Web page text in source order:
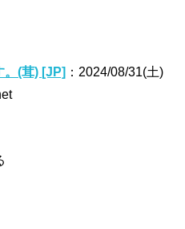
。(茸) [JP] ：2024/08/31(土)